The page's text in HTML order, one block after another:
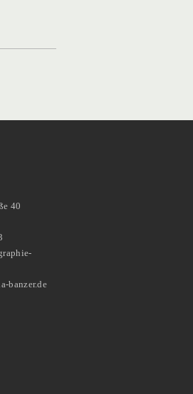
40
banzer.de